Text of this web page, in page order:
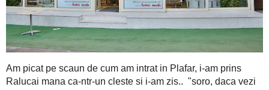
Asa, acum ca am tot dat din casa, sa continui.. Intr-o zi din
Delivery, am cunoscut-o in toata splendoarea ei
Rawsie. Da nene si eu credeam ca-i facatura, dar exista in
era vocea, chipul sculptat in creme naturale, subtire ca o